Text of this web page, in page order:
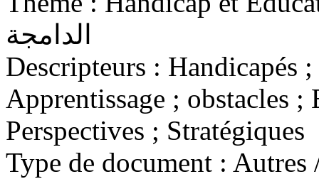
الدامجة
Descripteurs : Handicapés
Apprentissage ; obstacles
Perspectives ; Stratégiques
Type de document :